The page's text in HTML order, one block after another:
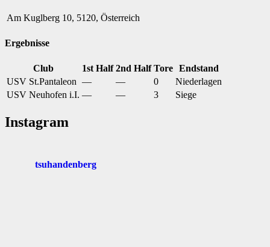
Am Kuglberg 10, 5120, Österreich
Ergebnisse
Club 1st Half 2nd Half Tore Endstand
USV St.Pantaleon — — 0
Niederlagen
USV Neuhofen i.I. — — 3 Siege
Instagram
tsuhandenberg